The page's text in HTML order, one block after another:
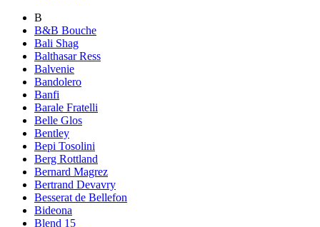
B
B&B Bouche
Bali Shag
Balthasar Ress
Balvenie
Bandolero
Banfi
Barale Fratelli
Belle Glos
Bentley
Bepi Tosolini
Berg Rottland
Bernard Magrez
Bertrand Devavry
Besserat de Bellefon
Bideona
Blend 15